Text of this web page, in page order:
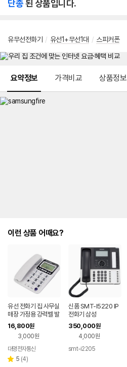
단종된 상품입니다.
유무선전화기 / 유선1+무선1대 / 스피커폰
요약정보 가격비교 상품정보
이런 상품 어때요?
유선 전화기 집 사무실
매장 가정용 강력벨 발
신자표시전화기 큰 벨
소리
16,800원
3,000원
대명전자통신
별 5 리
(4)
신품 SMT-I5220 IP
전화기 삼성
350,000원
4,000원
smt-i2205